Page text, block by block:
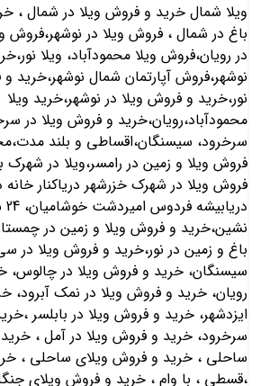
ویلا شمال خرید و فروش ویلا در شمال ،
باغ در شمال ، فروش ویلا در نوشهر،فروش
در رویان،فروش ويلا محمودآباد، ویلا
نوشهر،فروش آپارتمان شمال نوشهر،خرید
نور،خرید و فروش ویلا در نوشهر،خرید ویلا
محمودآباد،رویان،خرید و فروش ویلا در
سرخرود، سیسنگان،اقساطی و بلند
فروش ویلا و زمین در رامسر،ویلا در شهرک
فروش ویلا در شهرک خزرشهر دریاکنار خانه
نشین،خرید و فروش ویلا و زمین در
باغ و زمین در نور،خرید و فروش ویلا در
سیسنگان، خرید و فروش ویلا در چالوس،
رویان، خرید و فروش ویلا در نمک آبرود،
ایزدشهر، خرید و فروش ویلا در بابلسر
سرخرود، خرید و فروش ویلا در آمل ،
ساحلی ، خرید و فروش ویلای ساحلی ،
،قسطی ، با وام ، خرید و فروش ویلای